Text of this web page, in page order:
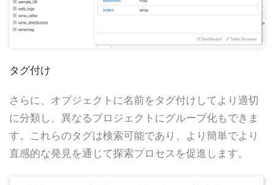
タグ付け
さらに、オブジェクトに名前をタグ付けしてより適切
に分類し、異なるプロジェクトにグループ化もできま
す。これらのタグは検索可能であり、より簡単でより
直感的な発見を通じて探索プロセスを促進します。